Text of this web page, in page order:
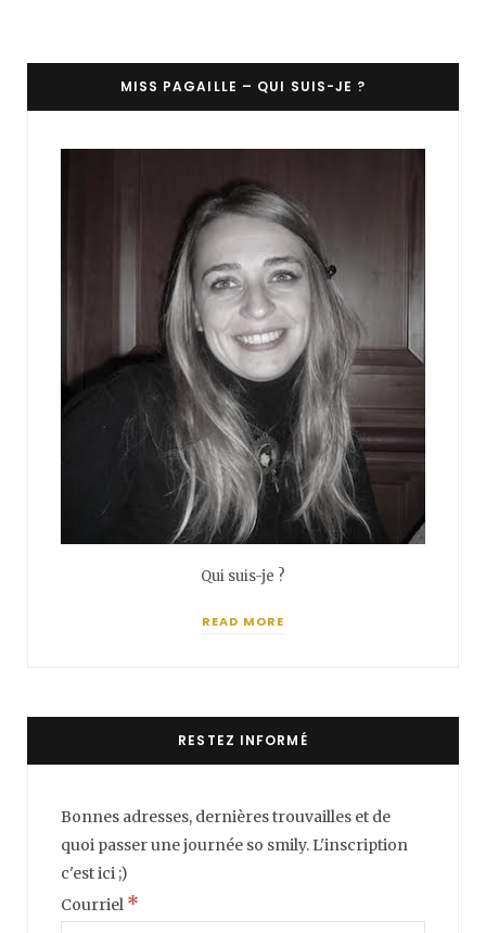
MISS PAGAILLE – QUI SUIS-JE ?
Qui suis-je ?
READ MORE
RESTEZ INFORMÉ
Bonnes adresses, dernières trouvailles et de
quoi passer une journée so smily. L'inscription
c'est ici ;)
Courriel *